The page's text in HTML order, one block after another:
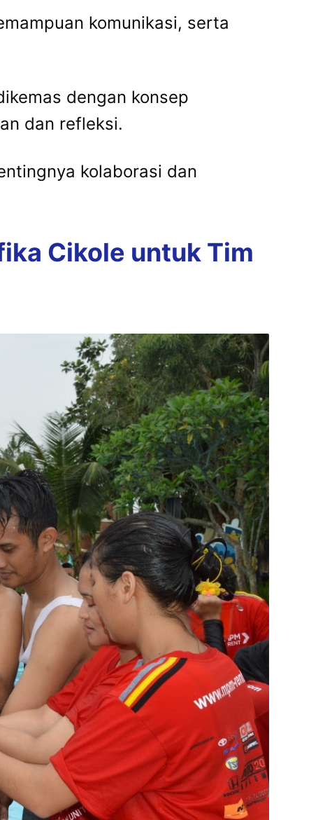
komunikasi, serta
dengan konsep
dan refleksi.
kolaborasi dan
Cikole untuk Tim